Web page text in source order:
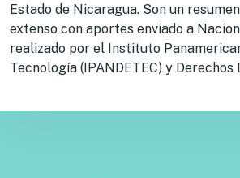
Estado de Nicaragua. Son un
extenso con aportes enviado a
realizado por el Instituto
Tecnología (IPANDETEC) y Derechos